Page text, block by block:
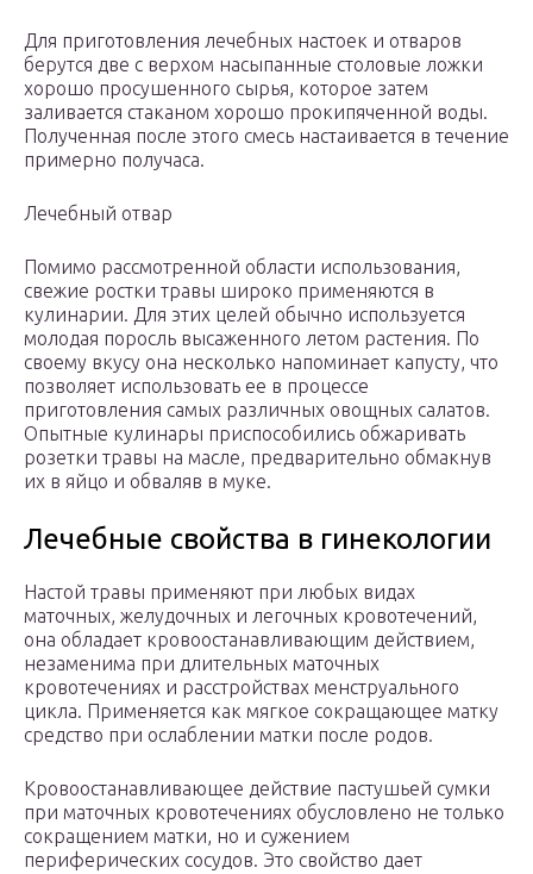
Для приготовления лечебных настоек и отваров
берутся две с верхом насыпанные столовые ложки
хорошо просушенного сырья, которое затем
заливается стаканом хорошо прокипяченной воды.
Полученная после этого смесь настаивается в течение
примерно получаса.
Лечебный отвар
Помимо рассмотренной области использования,
свежие ростки травы широко применяются в
кулинарии. Для этих целей обычно используется
молодая поросль высаженного летом растения. По
своему вкусу она несколько напоминает капусту, что
позволяет использовать ее в процессе
приготовления самых различных овощных салатов.
Опытные кулинары приспособились обжаривать
розетки травы на масле, предварительно обмакнув
их в яйцо и обваляв в муке.
Лечебные свойства в гинекологии
Настой травы применяют при любых видах
маточных, желудочных и легочных кровотечений,
она обладает кровоостанавливающим действием,
незаменима при длительных маточных
кровотечениях и расстройствах менструального
цикла. Применяется как мягкое сокращающее матку
средство при ослаблении матки после родов.
Кровоостанавливающее действие пастушьей сумки
при маточных кровотечениях обусловлено не только
сокращением матки, но и сужением
периферических сосудов. Это свойство дает